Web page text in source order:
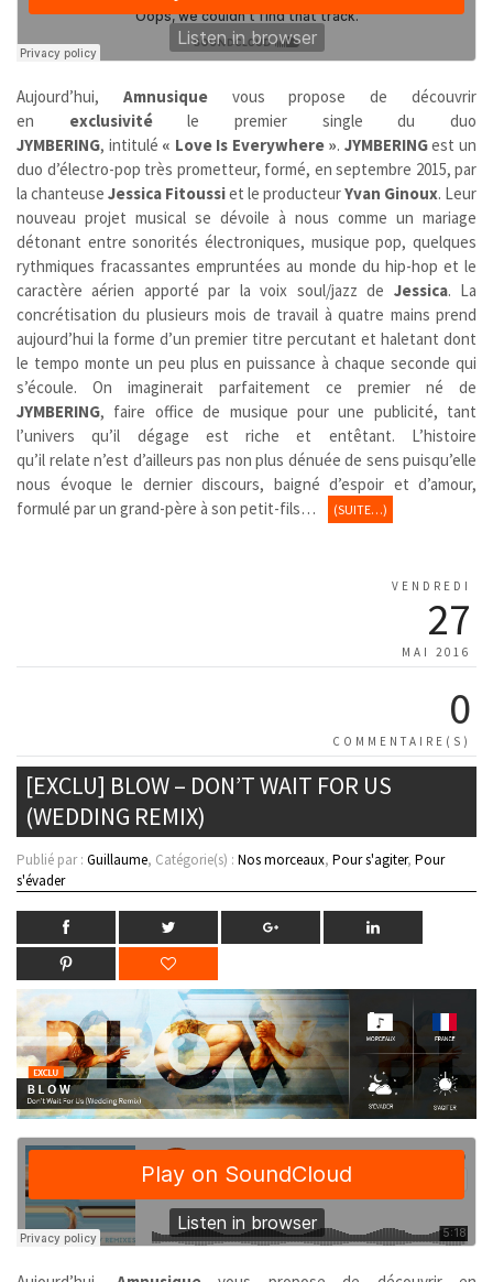
Aujourd’hui, Amnusiquevous propose de découvrir
en exclusivitéle premier single du duo
JYMBERING, intitulé « Love Is Everywhere ». JYMBERINGest un
duo d’électro-pop très prometteur, formé, en septembre 2015, par
la chanteuse Jessica Fitoussiet le producteurYvan Ginoux. Leur
nouveau projet musical se dévoile à nous comme un mariage
détonant entre sonorités électroniques, musique pop, quelques
rythmiques fracassantes empruntées au monde du hip-hop et le
caractère aérien apporté par la voix soul/jazz de Jessica. La
concrétisation du plusieurs mois de travail à quatre mains prend
aujourd’hui la forme d’un premier titre percutant et haletant dont
le tempo monte un peu plus en puissance à chaque seconde qui
s’écoule. On imaginerait parfaitement ce premier né de
JYMBERING, faire office de musique pour une publicité, tant
l’univers qu’il dégage est riche et entêtant. L’histoire
qu’il relate n’est d’ailleurs pas non plus dénuée de sens puisqu’elle
nous évoque le dernier discours, baigné d’espoir et d’amour,
formulé par un grand-père à son petit-fils…
(SUITE…)
VENDREDI
27
MAI 2016
0
COMMENTAIRE(S)
[EXCLU] BLOW – DON’T WAIT FOR US
(WEDDING REMIX)
Publié par : Guillaume, Catégorie(s) : Nos morceaux, Pour s'agiter, Pour
s'évader